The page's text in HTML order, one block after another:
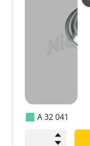
A 32 041